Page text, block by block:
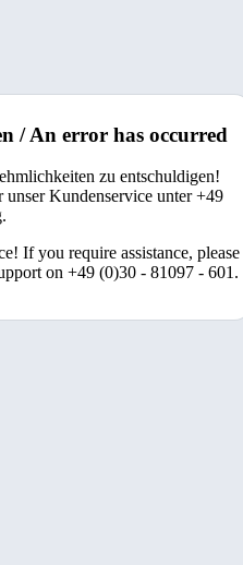
/ An error has occurred
zu entschuldigen!
Kundenservice unter +49
If you require assistance, please
on +49 (0)30 - 81097 - 601.